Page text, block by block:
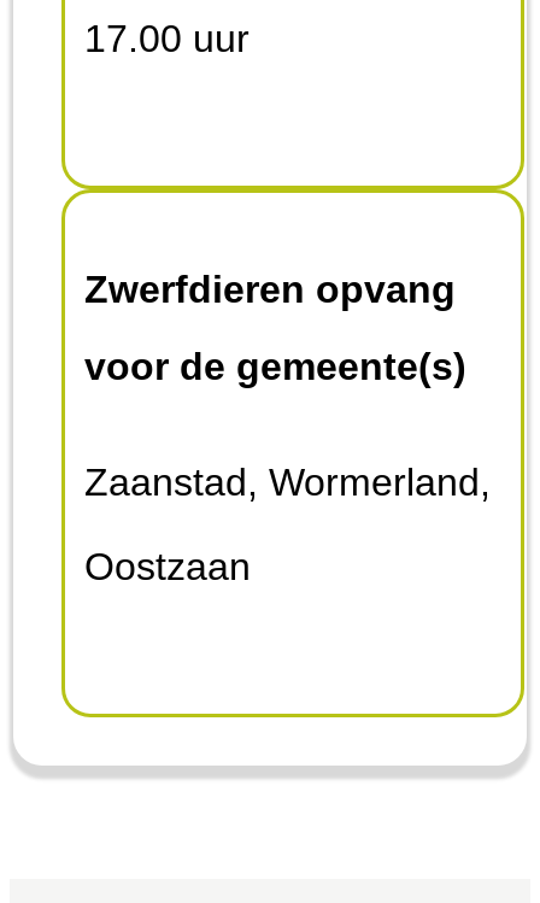
uitsluitend op afspraak.
kunt u de aanwijzingen
in het profiel opvolgen,
dit bestaat uit het
mail. De
17.00 uur
Zwerfdieren opvang
voor de gemeente(s)
Zaanstad, Wormerland,
Oostzaan